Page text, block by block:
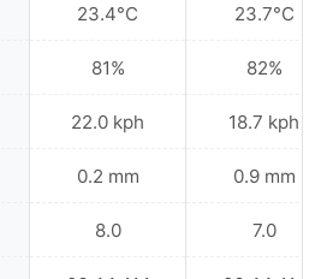
23.4°C
81%
22.0 kph
0.2 mm
8.0
23.7°C
82%
18.7 kph
0.9 mm
7.0